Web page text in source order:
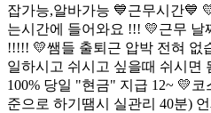
잡가능,알바가능 💙근무시간💙
는시간에 들어와요 !!! 💛근무 날
!!!!! 💛쌤들 출퇴근 압박 전혀 없
일하시고 쉬시고 싶을때 쉬시면
100% 당일 "현금" 지급 12~ 💛코
준으로 하기땜시 실관리 40분)